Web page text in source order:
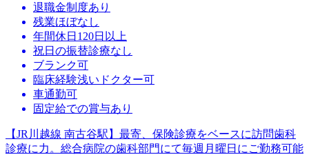
退職金制度あり
残業ほぼなし
年間休日120日以上
祝日の振替診療なし
ブランク可
臨床経験浅いドクター可
車通勤可
固定給での賞与あり
【JR川越線 南古谷駅】最寄、保険診療をベースに訪問歯科
診療に力。総合病院の歯科部門にて毎週月曜日にご勤務可能